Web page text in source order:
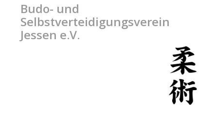
Budo- und
Selbstverteidigungsverein
Jessen e.V.